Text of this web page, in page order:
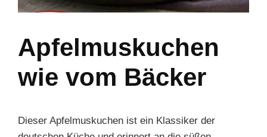
Apfelmuskuchen
wie vom Bäcker
Dieser Apfelmuskuchen ist ein Klassiker der